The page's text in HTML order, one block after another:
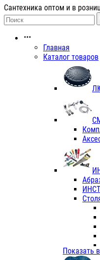
Сантехника оптом и в
Главная
Каталог товаров
Показать